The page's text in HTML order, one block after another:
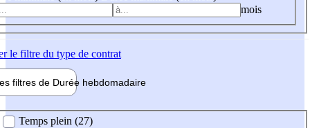
mois
le filtre du type de contrat
filtres de Durée hebdomadaire
Temps plein (27)